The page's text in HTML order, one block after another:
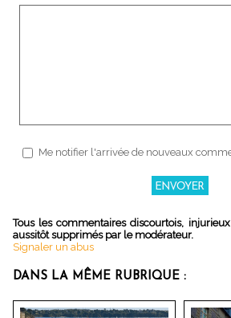
Me notifier l'arrivée de nouveaux
Tous les commentaires discourtois,
aussitôt supprimés par le modérateur.
Signaler un abus
DANS LA MÊME RUBRIQUE :